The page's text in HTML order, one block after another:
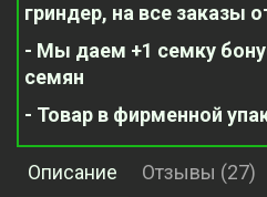
гриндер, на все заказы
- Мы даем +1 семку
семян
- Товар в фирменной
Описание Отзывы (27)